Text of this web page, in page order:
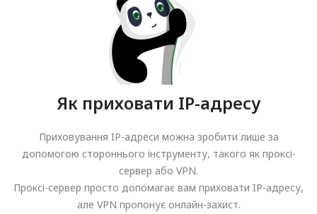
Як приховати IP-адресу
Приховування IP-адреси можна зробити лише за
допомогою стороннього інструменту, такого як проксі-
сервер або VPN.
Проксі-сервер просто допомагає вам приховати IP-адресу,
але VPN пропонує онлайн-захист.